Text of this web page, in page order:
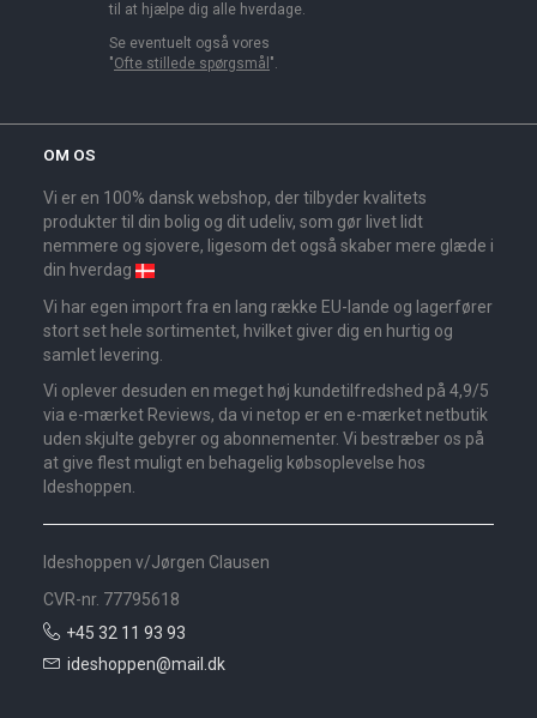
til at hjælpe dig alle hverdage.
Se eventuelt også vores
"Ofte stillede spørgsmål ".
OM OS
Vi er en 100% dansk webshop, der tilbyder kvalitets
produkter til din bolig og dit udeliv, som gør livet lidt
nemmere og sjovere, ligesom det også skaber mere glæde i
din hverdag
Vi har egen import fra en lang række EU-lande og lagerfører
stort set hele sortimentet, hvilket giver dig en hurtig og
samlet levering.
Vi oplever desuden en meget høj kundetilfredshed på 4,9/5
via e-mærket Reviews, da vi netop er en e-mærket netbutik
uden skjulte gebyrer og abonnementer. Vi bestræber os på
at give flest muligt en behagelig købsoplevelse hos
Ideshoppen.
Ideshoppen v/Jørgen Clausen
CVR-nr. 77795618
+45 32 11 93 93
ideshoppen@mail.dk